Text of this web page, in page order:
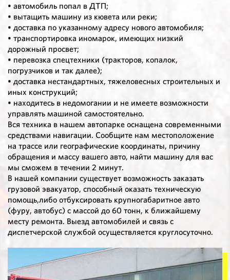
• автомобиль попал в ДТП;
• вытащить машину из кювета или реки;
• доставка по указанному адресу нового автомобиля;
• транспортировка иномарок, имеющих низкий
дорожный просвет;
• перевозка спецтехники (тракторов, копалок,
погрузчиков и так далее);
• доставка нестандартных, тяжеловесных строительных и
иных конструкций;
• находитесь в недомогании и не имеете возможности
управлять машиной самостоятельно.
Вся техника в нашем автопарке оснащена современными
средствами навигации. Сообщите нам местоположение
на трассе или географические координаты, причину
обращения и массу вашего авто, найти машину для вас
мы сможем в течении 2 минут.
В нашей компании существует возможность заказать
грузовой эвакуатор, способный оказать техническую
помощь,либо отбуксировать крупногабаритное авто
(фуру, автобус) с массой до 60 тонн, к ближайшему
месту ремонта. Выезд автомобилей и связь с
диспетчерской службой осуществляется круглосуточно.